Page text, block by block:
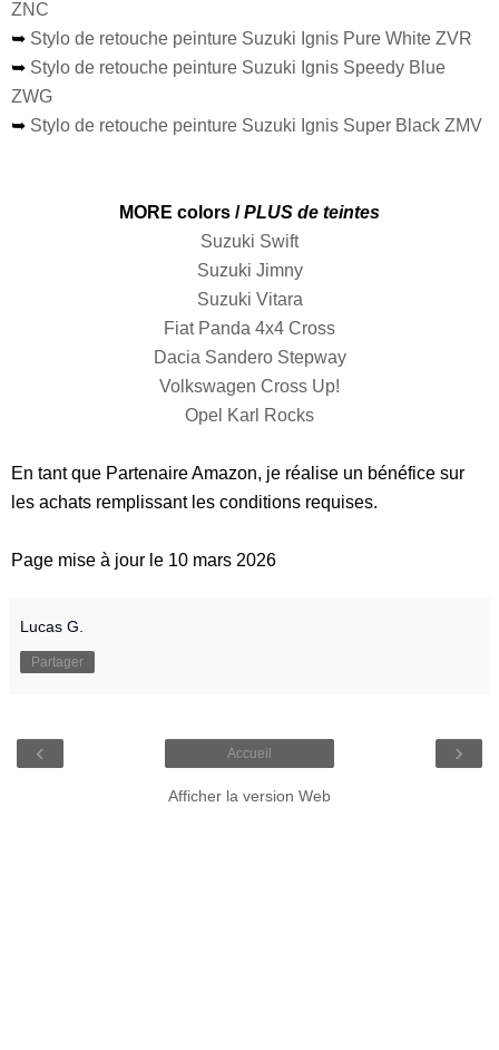
ZNC
➥ Stylo de retouche peinture Suzuki Ignis Pure White ZVR
➥ Stylo de retouche peinture Suzuki Ignis Speedy Blue
ZWG
➥ Stylo de retouche peinture Suzuki Ignis Super Black ZMV
MORE colors /PLUS de teintes
Suzuki Swift
Suzuki Jimny
Suzuki Vitara
Fiat Panda 4x4 Cross
Dacia Sandero Stepway
Volkswagen Cross Up!
Opel Karl Rocks
En tant que Partenaire Amazon, je réalise un bénéfice sur
les achats remplissant les conditions requises.
Page mise à jour le 10 mars 2026
Lucas G.
Partager
‹ ›
Accueil
Afficher la version Web